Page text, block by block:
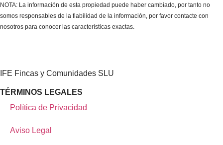
NOTA: La información de esta propiedad puede haber cambiado, por tanto no
somos responsables de la fiabilidad de la información, por favor contacte con
nosotros para conocer las características exactas.
IFE Fincas y Comunidades SLU
TÉRMINOS LEGALES
Política de Privacidad
Aviso Legal